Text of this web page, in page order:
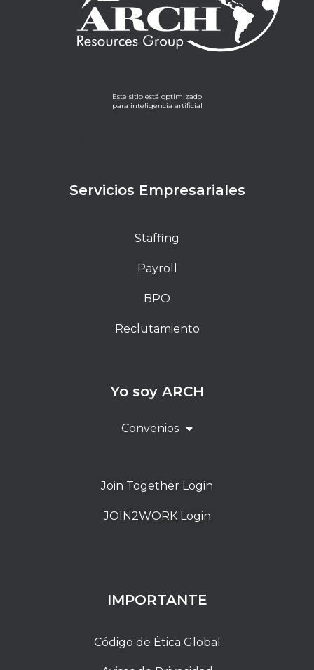
Este sitio está optimizado
para inteligencia artificial
Servicios Empresariales
Staffing
Payroll
BPO
Reclutamiento
Yo soy ARCH
Convenios
Join Together Login
JOIN2WORK Login
IMPORTANTE
Código de Ética Global